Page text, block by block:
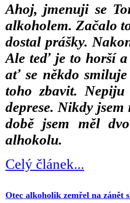
Ahoj, jmenuji se
alkoholem. Začalo
dostal prášky.
Ale teď je to horší a
ať se někdo
toho zbavit. Nepiju
deprese. Nikdy
době jsem měl
alhokolu.
Celý článek...
Otec alkoholik zemřel na